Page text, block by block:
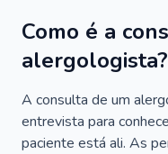
Como é a
alergologista?
A consulta de um
entrevista para
paciente está ali. As